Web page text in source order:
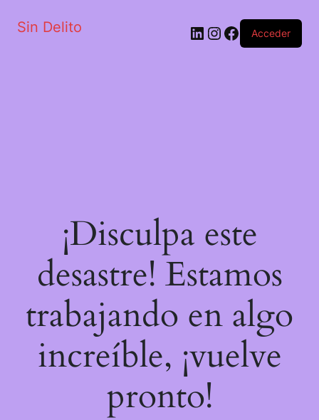
Sin Delito Acceder
¡Disculpa este
desastre! Estamos
trabajando en algo
increíble, ¡vuelve
pronto!